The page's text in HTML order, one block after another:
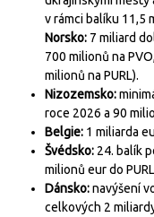
v rámci balíku 11,5
Norsko: 7 miliard
700 milionů na
milionů na PURL).
Nizozemsko:
roce 2026 a 90
Belgie: 1 miliarda
Švédsko: 24. balík
milionů eur do
Dánsko:navýšení
celkových 2